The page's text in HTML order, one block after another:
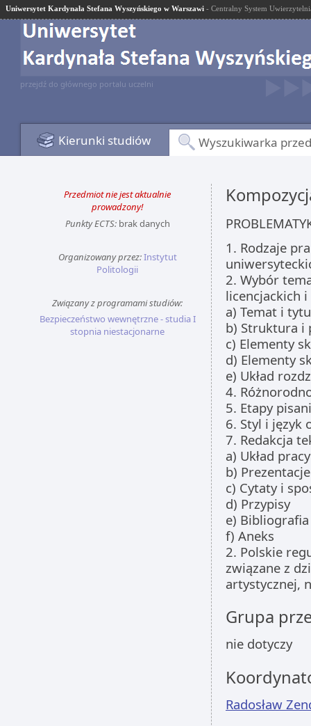
Uniwersytet Kardynała Stefana Wyszyńskiego w Warszawi - Centralny System
przejdź do głównego portalu uczelni
Kierunki studiów Wyszukiwarka
Przedmiot nie jest aktualnie
prowadzony!
Punkty ECTS:brak danych
Organizowany przez:Instytut
Politologii
Związany z programami studiów:
Bezpieczeństwo wewnętrzne - studia I
stopnia niestacjonarne
1. Rodzaje
2. Wybór
licencjackich
a) Temat i
b) Struktura i
c) Elementy
d) Elementy
e) Układ
4.
5. Etapy
6. Styl i język
7. Redakcja
a) Układ
b)
c) Cytaty i
d) Przypisy
e) Bibliografia
f) Aneks
2. Polskie
związane z
artystycznej,
Grupa
nie dotyczy
Radosław